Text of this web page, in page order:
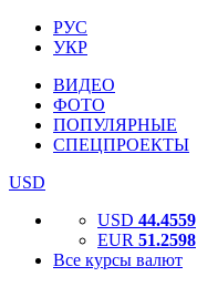
РУС
УКР
ВИДЕО
ФОТО
ПОПУЛЯРНЫЕ
СПЕЦПРОЕКТЫ
USD
USD 44.4559
EUR 51.2598
Все курсы валют